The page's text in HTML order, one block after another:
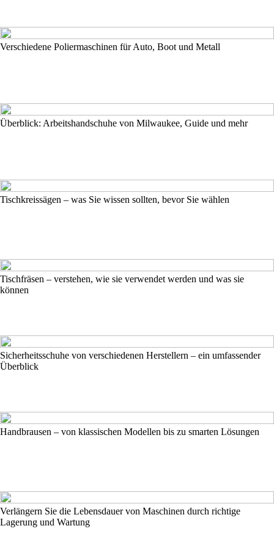
Verschiedene Poliermaschinen für Auto, Boot und Metall
Überblick: Arbeitshandschuhe von Milwaukee, Guide und mehr
Tischkreissägen – was Sie wissen sollten, bevor Sie wählen
Tischfräsen – verstehen, wie sie verwendet werden und was sie
können
Sicherheitsschuhe von verschiedenen Herstellern – ein umfassender
Überblick
Handbrausen – von klassischen Modellen bis zu smarten Lösungen
Verlängern Sie die Lebensdauer von Maschinen durch richtige
Lagerung und Wartung